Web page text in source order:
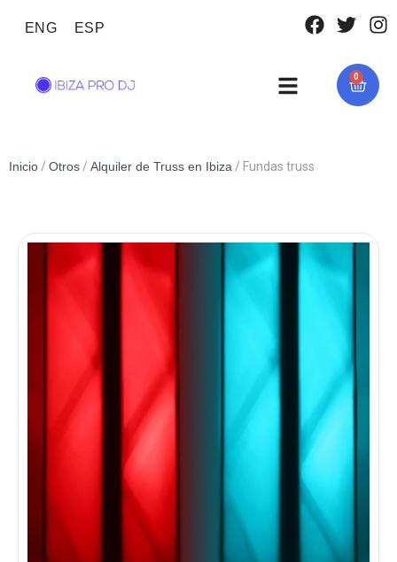
ENG ESP
0
Inicio / Otros / Alquiler de Truss en Ibiza / Fundas truss